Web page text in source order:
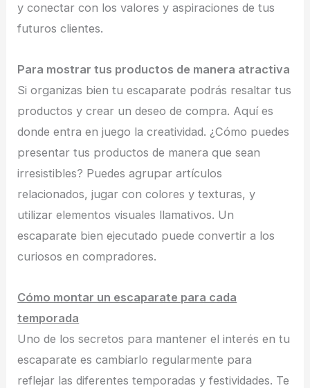
y conectar con los valores y aspiraciones de tus
futuros clientes.
Para mostrar tus productos de manera atractiva
Si organizas bien tu escaparate podrás resaltar tus
productos y crear un deseo de compra. Aquí es
donde entra en juego la creatividad. ¿Cómo puedes
presentar tus productos de manera que sean
irresistibles? Puedes agrupar artículos
relacionados, jugar con colores y texturas, y
utilizar elementos visuales llamativos. Un
escaparate bien ejecutado puede convertir a los
curiosos en compradores.
Cómo montar un escaparate para cada
temporada
Uno de los secretos para mantener el interés en tu
escaparate es cambiarlo regularmente para
reflejar las diferentes temporadas y festividades. Te